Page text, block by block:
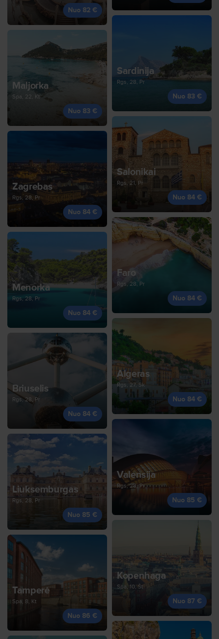
Nuo 82 €
Maljorka
Spa, 22, Kt
Nuo 83 €
Sardinija
Rgs, 28, Pr
Nuo 83 €
Zagrebas
Rgs, 28, Pr
Nuo 84 €
Salonikai
Rgs, 21, Pr
Nuo 84 €
Menorka
Rgs, 28, Pr
Nuo 84 €
Faro
Rgs, 28, Pr
Nuo 84 €
Briuselis
Rgs, 28, Pr
Nuo 84 €
Algeras
Rgs, 27, Sk
Nuo 84 €
Liuksemburgas
Rgs, 28, Pr
Nuo 85 €
Valensija
Rgs, 28, Pr
Nuo 85 €
Tamperė
Spa, 8, Kt
Nuo 86 €
Kopenhaga
Spa, 10, Št
Nuo 87 €